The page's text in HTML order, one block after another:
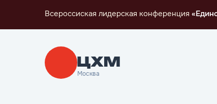
Всероссиская лидерская конференция
Москва